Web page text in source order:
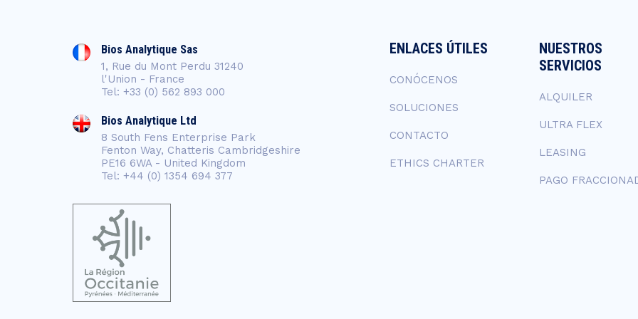
Bios Analytique Sas
1, Rue du Mont Perdu 31240
l'Union - France
Tel: +33 (0) 562 893 000
Bios Analytique Ltd
8 South Fens Enterprise Park
Fenton Way, Chatteris Cambridgeshire
PE16 6WA - United Kingdom
Tel: +44 (0) 1354 694 377
ENLACES ÚTILES
CONÓCENOS
SOLUCIONES
CONTACTO
ETHICS CHARTER
NUESTROS
SERVICIOS
ALQUILER
ULTRA FLEX
LEASING
PAGO